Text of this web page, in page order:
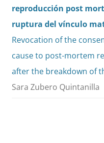
reproducción post
ruptura del vínculo
Revocation of the
cause to post-mortem
after the breakdown of
Sara Zubero Quintanilla